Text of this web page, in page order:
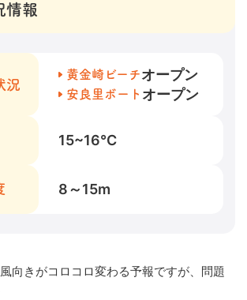
情報
況
黄金崎ビーチオープン
安良里ボート オープン
15~16℃
8～15m
向きがコロコロ変わる予報ですが、問題